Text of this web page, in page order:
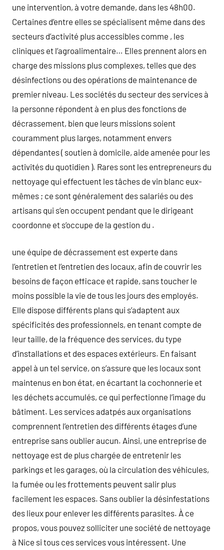
une intervention, à votre demande, dans les 48h00.
Certaines d’entre elles se spécialisent même dans des
secteurs d’activité plus accessibles comme , les
cliniques et l’agroalimentaire… Elles prennent alors en
charge des missions plus complexes, telles que des
désinfections ou des opérations de maintenance de
premier niveau. Les sociétés du secteur des services à
la personne répondent à en plus des fonctions de
décrassement, bien que leurs missions soient
couramment plus larges, notamment envers
dépendantes ( soutien à domicile, aide amenée pour les
activités du quotidien ). Rares sont les entrepreneurs du
nettoyage qui effectuent les tâches de vin blanc eux-
mêmes ; ce sont généralement des salariés ou des
artisans qui s’en occupent pendant que le dirigeant
coordonne et s’occupe de la gestion du .
une équipe de décrassement est experte dans
l’entretien et l’entretien des locaux, afin de couvrir les
besoins de façon efficace et rapide, sans toucher le
moins possible la vie de tous les jours des employés.
Elle dispose différents plans qui s’adaptent aux
spécificités des professionnels, en tenant compte de
leur taille, de la fréquence des services, du type
d’installations et des espaces extérieurs. En faisant
appel à un tel service, on s’assure que les locaux sont
maintenus en bon état, en écartant la cochonnerie et
les déchets accumulés, ce qui perfectionne l’image du
bâtiment. Les services adatpés aux organisations
comprennent l’entretien des différents étages d’une
entreprise sans oublier aucun. Ainsi, une entreprise de
nettoyage est de plus chargée de entretenir les
parkings et les garages, où la circulation des véhicules,
la fumée ou les frottements peuvent salir plus
facilement les espaces. Sans oublier la désinfestations
des lieux pour enlever les différents parasites. À ce
propos, vous pouvez solliciter une société de nettoyage
à Nice si tous ces services vous intéressent. Une